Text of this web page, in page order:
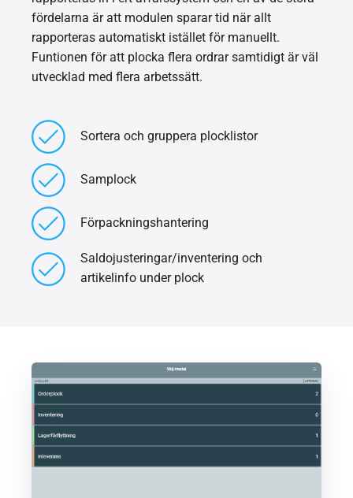
fördelarna är att modulen sparar tid när allt
rapporteras automatiskt istället för manuellt.
Funtionen för att plocka flera ordrar samtidigt är väl
utvecklad med flera arbetssätt.
Sortera och gruppera plocklistor
Samplock
Förpackningshantering
Saldojusteringar/inventering och
artikelinfo under plock